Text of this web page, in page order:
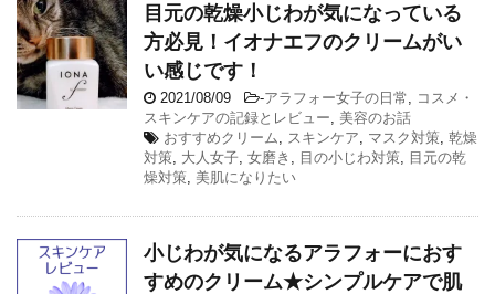
目元の乾燥小じわが気になっている
方必見！イオナエフのクリームがい
い感じです！
2021/08/09 -アラフォー女子の日常
コスメ・
スキンケアの記録とレビュー
美容のお話
おすすめクリーム
スキンケア マスク対策 乾燥
対策 大人女子 女磨き 目の小じわ対策
目元の乾
燥対策 美肌になりたい
小じわが気になるアラフォーにおす
すめのクリーム★シンプルケアで肌